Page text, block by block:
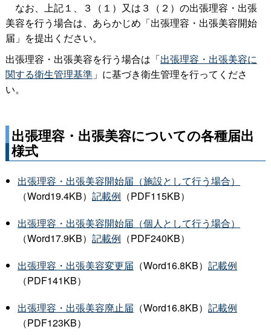
なお、上記１、３（１）又は３（２）の出張理容・出張
美容を行う場合は、あらかじめ「出張理容・出張美容開始
届」を提出ください。
出張理容・出張美容を行う場合は「出張理容・出張美容に
関する衛生管理基準」に基づき衛生管理を行ってくださ
い。
出張理容・出張美容についての各種届出
様式
出張理容・出張美容開始届（施設として行う場合）
（Word19.4KB） 記載例 （PDF115KB）
出張理容・出張美容開始届（個人として行う場合）
（Word17.9KB） 記載例 （PDF240KB）
出張理容・出張美容変更届 （Word16.8KB） 記載例
（PDF141KB）
出張理容・出張美容廃止届 （Word16.8KB） 記載例
（PDF123KB）